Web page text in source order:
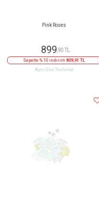
Pink Roses
899,90 TL
Sepette % 10 indirim 809,91 TL
Aynı Gün Teslimat